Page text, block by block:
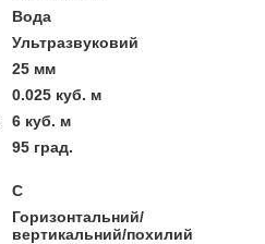
Вода
Ультразвуковий
25 мм
0.025 куб. м
6 куб. м
95 град.
С
Горизонтальний/
вертикальний/похилий